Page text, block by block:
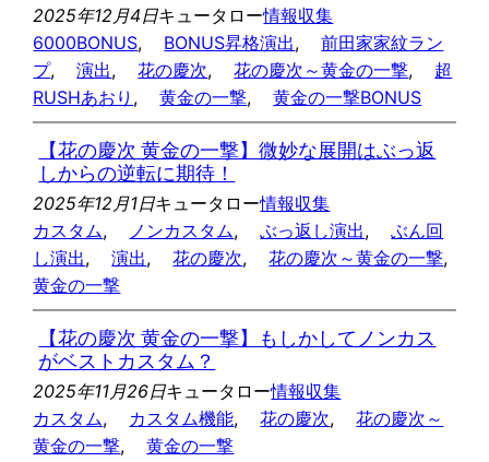
2025年12月4日キュータロー情報収集
6000BONUS, BONUS昇格演出,
前田家家紋ラン
プ, 演出, 花の慶次, 花の慶次～黄金の一撃,
超
RUSHあおり , 黄金の一撃, 黄金の一撃BONUS
【花の慶次 黄金の一撃】微妙な展開はぶっ返
しからの逆転に期待！
2025年12月1日キュータロー情報収集
カスタム, ノンカスタム, ぶっ返し演出,
ぶん回
し演出, 演出, 花の慶次, 花の慶次～黄金の一撃
黄金の一撃
【花の慶次 黄金の一撃】もしかしてノンカス
がベストカスタム？
2025年11月26日キュータロー情報収集
カスタム, カスタム機能, 花の慶次,
花の慶次～
黄金の一撃, 黄金の一撃